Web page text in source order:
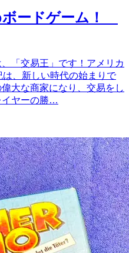
ードゲーム！
「交易王」です！アメリカ
、新しい時代の始まりで
大な商家になり、交易をし
イヤーの勝…